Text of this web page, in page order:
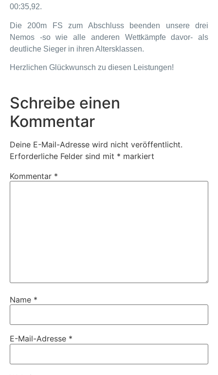
00:35,92.
Die 200m FS zum Abschluss beenden unsere drei
Nemos -so wie alle anderen Wettkämpfe davor- als
deutliche Sieger in ihren Altersklassen.
Herzlichen Glückwunsch zu diesen Leistungen!
Schreibe einen
Kommentar
Deine E-Mail-Adresse wird nicht veröffentlicht.
Erforderliche Felder sind mit * markiert
Kommentar *
Name *
E-Mail-Adresse *